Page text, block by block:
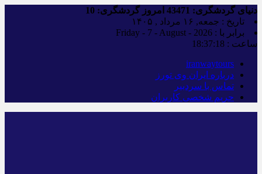
دنیای گردشگری: امروز گردشگری:
تاریخ : جمعه, ۱۶ مرداد , ۱۴۰۵
برابر با : Friday - 7 - August - 2026
ساعت : 18:37:19
iranwaytours
درباره ایران وی تورز
تماس با سردبیر
حریم شخصی کاربران